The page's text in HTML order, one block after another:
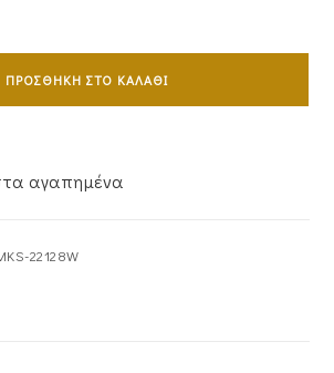
ΠΡΟΣΘΉΚΗ ΣΤΟ ΚΑΛΆΘΙ
αγαπημένα
22128W